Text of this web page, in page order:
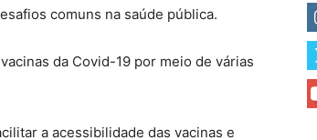
comuns na saúde pública.
da Covid-19 por meio de várias
a acessibilidade das vacinas e